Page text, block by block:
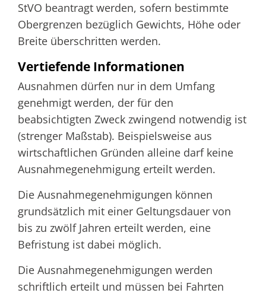
StVO beantragt werden, sofern bestimmte
Obergrenzen bezüglich Gewichts, Höhe oder
Breite überschritten werden.
Vertiefende Informationen
Ausnahmen dürfen nur in dem Umfang
genehmigt werden, der für den
beabsichtigten Zweck zwingend notwendig ist
(strenger Maßstab). Beispielsweise aus
wirtschaftlichen Gründen alleine darf keine
Ausnahmegenehmigung erteilt werden.
Die Ausnahmegenehmigungen können
grundsätzlich mit einer Geltungsdauer von
bis zu zwölf Jahren erteilt werden, eine
Befristung ist dabei möglich.
Die Ausnahmegenehmigungen werden
schriftlich erteilt und müssen bei Fahrten